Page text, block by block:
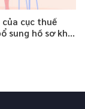
của cục thuế
sung hồ sơ khai